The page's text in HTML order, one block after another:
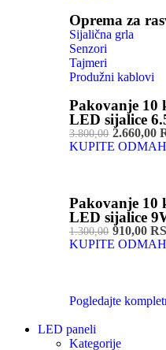
Oprema za
Sijalična grla
Senzori
Tajmeri
Produžni kablovi
Pakovanje 10
LED sijalice
3.800,002.660,00
KUPITE ODMAH
Pakovanje 10
LED sijalice
1.300,00910,00
KUPITE ODMAH
Pogledajte
LED paneli
Kategorije